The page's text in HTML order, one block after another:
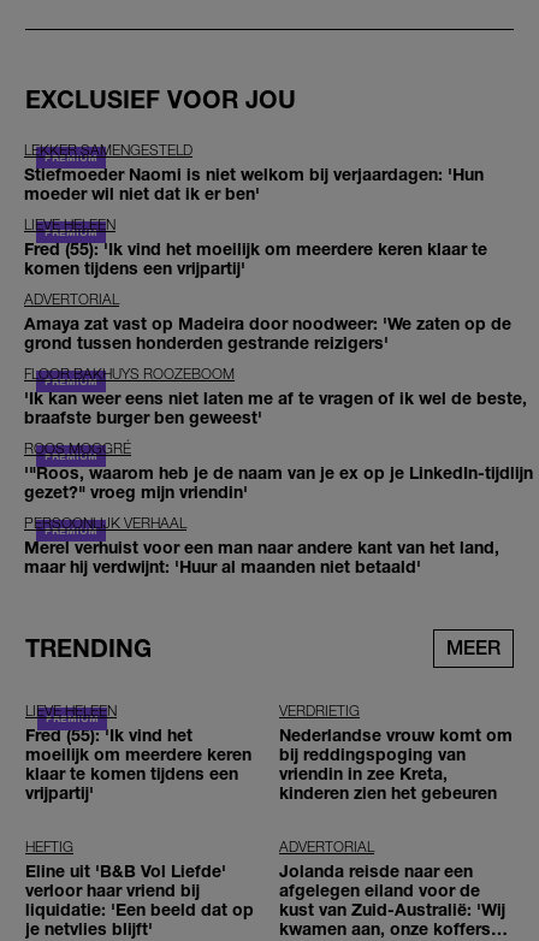
EXCLUSIEF VOOR JOU
LEKKER SAMENGESTELD
Stiefmoeder Naomi is niet welkom bij verjaardagen: 'Hun
moeder wil niet dat ik er ben'
LIEVE HELEEN
Fred (55): 'Ik vind het moeilijk om meerdere keren klaar te
komen tijdens een vrijpartij'
ADVERTORIAL
Amaya zat vast op Madeira door noodweer: 'We zaten op de
grond tussen honderden gestrande reizigers'
FLOOR BAKHUYS ROOZEBOOM
'Ik kan weer eens niet laten me af te vragen of ik wel de beste,
braafste burger ben geweest'
ROOS MOGGRÉ
'"Roos, waarom heb je de naam van je ex op je LinkedIn-tijdlijn
gezet?" vroeg mijn vriendin'
PERSOONLIJK VERHAAL
Merel verhuist voor een man naar andere kant van het land,
maar hij verdwijnt: 'Huur al maanden niet betaald'
TRENDING MEER
LIEVE HELEEN
Fred (55): 'Ik vind het
moeilijk om meerdere keren
klaar te komen tijdens een
vrijpartij'
VERDRIETIG
Nederlandse vrouw komt om
bij reddingspoging van
vriendin in zee Kreta,
kinderen zien het gebeuren
HEFTIG
Eline uit 'B&B Vol Liefde'
verloor haar vriend bij
liquidatie: 'Een beeld dat op
je netvlies blijft'
ADVERTORIAL
Jolanda reisde naar een
afgelegen eiland voor de
kust van Zuid-Australië: 'Wij
kwamen aan, onze koffers